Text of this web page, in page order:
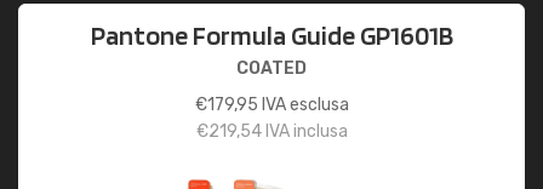
Pantone Formula Guide GP1601B
COATED
€179,95 IVA esclusa
€219,54IVA inclusa